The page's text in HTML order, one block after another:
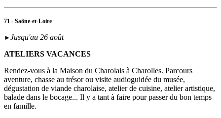
71 - Saône-et-Loire
► Jusqu'au 26 août
ATELIERS VACANCES
Rendez-vous à la Maison du Charolais à Charolles. Parcours
aventure, chasse au trésor ou visite audioguidée du musée,
dégustation de viande charolaise, atelier de cuisine, atelier artistique,
balade dans le bocage... Il y a tant à faire pour passer du bon temps
en famille.